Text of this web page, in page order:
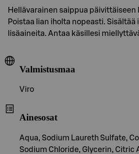
Hellävarainen saippua päivittäiseen
Poistaa lian iholta nopeasti. Sisältää
lisäaineita. Antaa käsillesi
Valmistusmaa
Viro
Ainesosat
Aqua, Sodium Laureth Sulfate,
Sodium Chloride, Glycerin, Citric